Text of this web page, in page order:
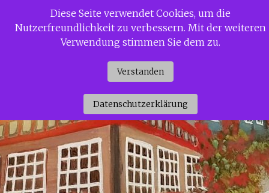
InhaltSiggi Gerdaus Welt
Diese Seite verwendet Cookies, um die
Nutzerfreundlichkeit zu verbessern. Mit der weiteren
Verwendung stimmen Sie dem zu.
Verstanden
Datenschutzerklärung